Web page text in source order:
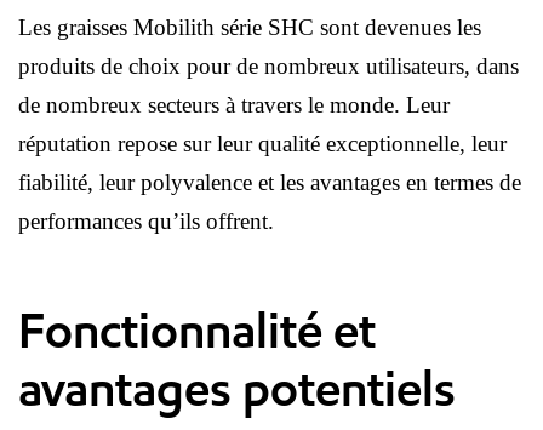
Les graisses Mobilith série SHC sont devenues les
produits de choix pour de nombreux utilisateurs, dans
de nombreux secteurs à travers le monde. Leur
réputation repose sur leur qualité exceptionnelle, leur
fiabilité, leur polyvalence et les avantages en termes de
performances qu’ils offrent.
Fonctionnalité et
avantages potentiels